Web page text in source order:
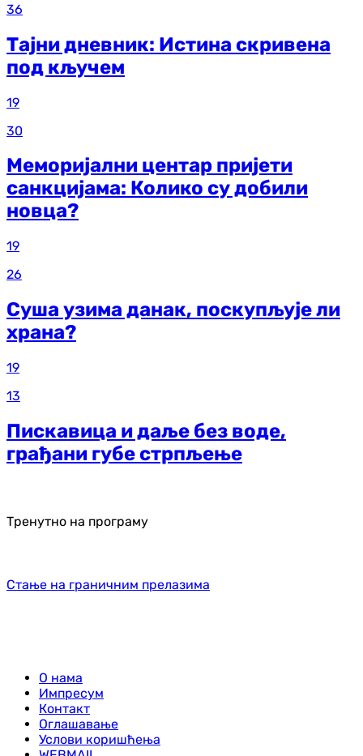
36
Тајни дневник: Истина скривена
под кључем
19
30
Меморијални центар пријети
санкцијама: Колико су добили
новца?
19
26
Суша узима данак, поскупљује ли
храна?
19
13
Пискавица и даље без воде,
грађани губе стрпљење
Тренутно на програму
Стање на граничним прелазима
О нама
Импресум
Контакт
Оглашавање
Услови коришћења